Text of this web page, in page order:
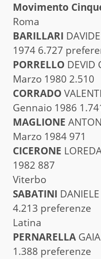
Movimento
Roma
BARILLARI
1974 6.727
PORRELLO DEVID
Marzo 1980 2.510
CORRADO
Gennaio 1986
MAGLIONE
Marzo 1984 971
CICERONE
1982 887
Viterbo
SABATINI
4.213 preferenze
Latina
PERNARELLA
1.388 preferenze